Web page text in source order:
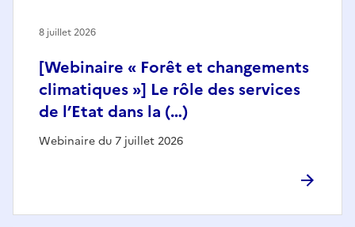
[Webinaire « Forêt et changements
climatiques »] Le rôle des services
de l’Etat dans la (…)
Webinaire du 7 juillet 2026
8 juillet 2026